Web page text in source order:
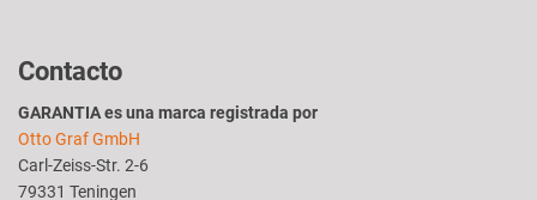
Contacto
GARANTIA es una marca registrada por
Otto Graf GmbH
Carl-Zeiss-Str. 2-6
79331 Teningen